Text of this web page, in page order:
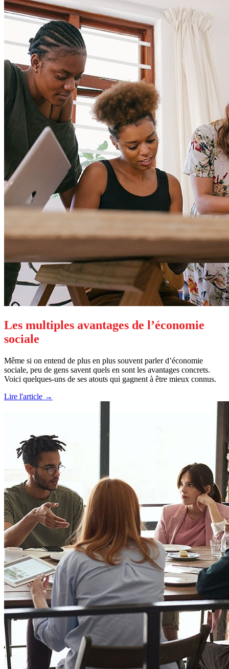
Les multiples avantages de l’économie
sociale
Même si on entend de plus en plus souvent parler d’économie
sociale, peu de gens savent quels en sont les avantages concrets.
Voici quelques-uns de ses atouts qui gagnent à être mieux connus.
Lire l'article →